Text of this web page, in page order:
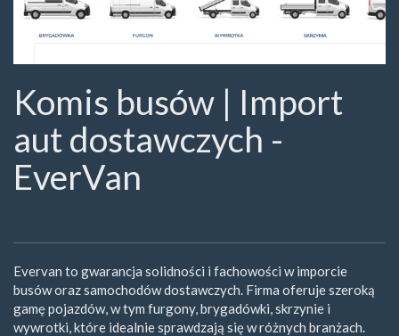
Komis busów | Import
aut dostawczych -
EverVan
Evervan to gwarancja solidności i fachowości w imporcie
busów oraz samochodów dostawczych. Firma oferuje szeroką
gamę pojazdów, w tym furgony, brygadówki, skrzynie i
wywrotki, które idealnie sprawdzają się w różnych branżach.